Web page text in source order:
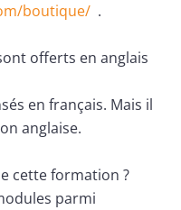
boutique/ .
offerts en anglais
en français. Mais il
anglaise.
cette formation ?
parmi